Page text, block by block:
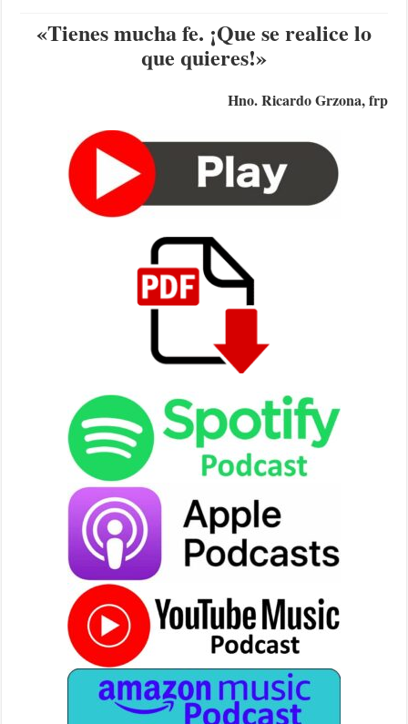
«Tienes mucha fe. ¡Que se realice lo
que quieres!»
Hno. Ricardo Grzona, frp